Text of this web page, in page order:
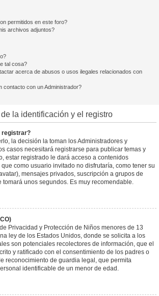
permitidos en este foro?
archivos adjuntos?
tal cosa?
acerca de abusos o usos ilegales relacionados con
contacto con un Administrador?
la identificación y el registro
registrar?
la decisión la toman los Administradores y
casos necesitará registrarse para publicar temas y
estar registrado le dará acceso a contenidos
como usuario invitado no disfrutaría, como tener su
mensajes privados, suscripción a grupos de
tomará unos segundos. Es muy recomendable.
Privacidad y Protección de Niños menores de 13
ley de los Estados Unidos, donde se solicita a los
son potenciales recolectores de información, que el
y ratificado con el consentimiento de los padres o
reconocimiento de guardia legal, que permita
identificable de un menor de edad.